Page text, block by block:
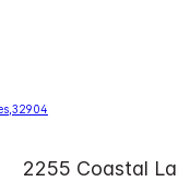
2255 Coastal